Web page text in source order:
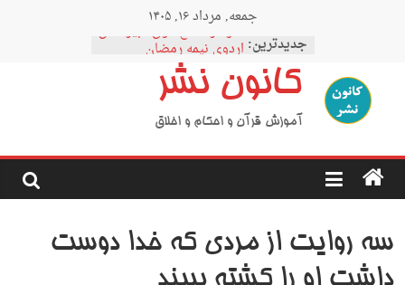
جمعه, مرداد ۱۶, ۱۴۰۵
جدیدترین:
نمودار مقطع فوق دبیرستان
اردوی نیمه رمضان
اردوی نیمه شعبان
اردوی غدیر
اردوی محرم
کانون نشر
آموزش قرآن و احکام و اخلاق
سه روایت از مردی که خدا دوست